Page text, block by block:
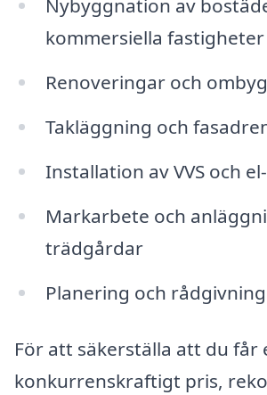
Nybyggnation av
kommersiella fastigheter
Renoveringar och
Takläggning och
Installation av VVS och
Markarbete och
trädgårdar
Planering och
För att säkerställa att du får
konkurrenskraftigt pris,